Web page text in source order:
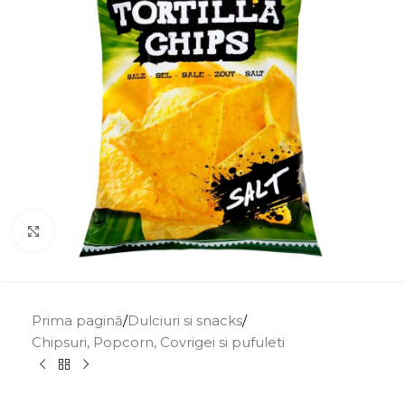
Click to enlarge
Prima pagină/Dulciuri si snacks/
Chipsuri, Popcorn, Covrigei si pufuleti